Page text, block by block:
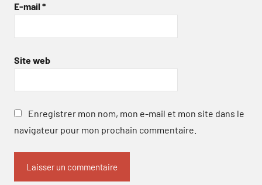
E-mail *
Site web
Enregistrer mon nom, mon e-mail et mon site dans le
navigateur pour mon prochain commentaire.